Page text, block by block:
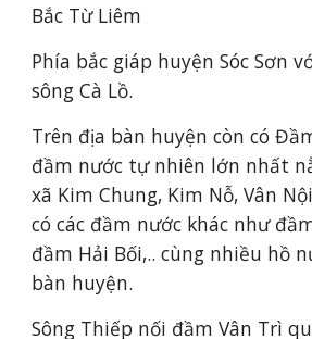
Bắc Từ Liêm
Phía bắc giáp huyện Sóc Sơn
sông Cà Lồ.
Trên địa bàn huyện còn có
đầm nước tự nhiên lớn nhất
xã Kim Chung, Kim Nỗ, Vân
có các đầm nước khác như
đầm Hải Bối,.. cùng nhiều hồ
bàn huyện.
Sông Thiếp nối đầm Vân Trì